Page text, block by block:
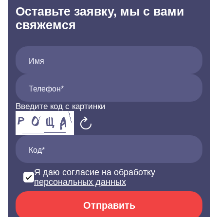
Оставьте заявку, мы с вами
свяжемся
Имя
Телефон*
Введите код с картинки
Код*
Я даю согласие на обработку
персональных данных
Отправить